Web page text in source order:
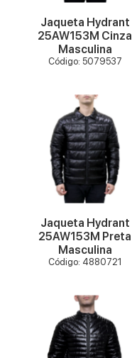
Jaqueta Hydrant
25AW153M Cinza
Masculina
Código: 5079537
VER MAIS
Jaqueta Hydrant
25AW153M Preta
Masculina
Código: 4880721